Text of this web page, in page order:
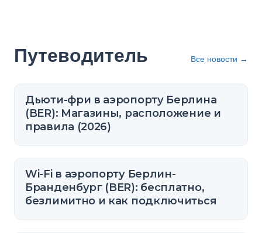
Путеводитель Все новости →
Дьюти-фри в аэропорту Берлина
(BER): Магазины, расположение и
правила (2026)
Wi-Fi в аэропорту Берлин-
Бранденбург (BER): бесплатно,
безлимитно и как подключиться